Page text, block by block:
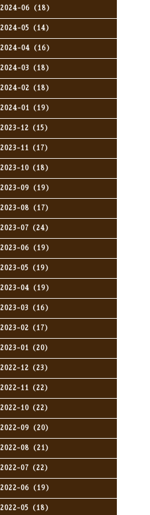
2024-06（18）
2024-05（14）
2024-04（16）
2024-03（18）
2024-02（18）
2024-01（19）
2023-12（15）
2023-11（17）
2023-10（18）
2023-09（19）
2023-08（17）
2023-07（24）
2023-06（19）
2023-05（19）
2023-04（19）
2023-03（16）
2023-02（17）
2023-01（20）
2022-12（23）
2022-11（22）
2022-10（22）
2022-09（20）
2022-08（21）
2022-07（22）
2022-06（19）
2022-05（18）